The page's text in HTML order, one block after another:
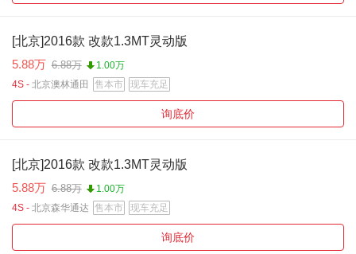
[北京]2016款 改款1.3MT灵动版
5.88万 6.88万
1.00万
4S - 北京澳林通田 售本市 现车充足
询底价
[北京]2016款 改款1.3MT灵动版
5.88万 6.88万
1.00万
4S - 北京森华通达 售本市 现车充足
询底价